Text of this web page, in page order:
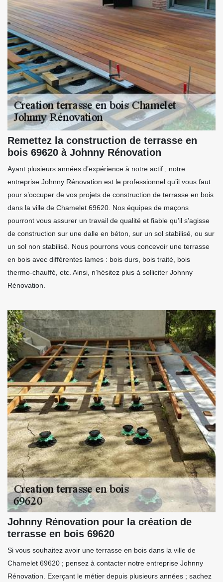
Remettez la construction de terrasse en
bois 69620 à Johnny Rénovation
Ayant plusieurs années d’expérience à notre actif ; notre
entreprise Johnny Rénovation est le professionnel qu’il vous faut
pour s’occuper de vos projets de construction de terrasse en bois
dans la ville de Chamelet 69620. Nos équipes de maçons
pourront vous assurer un travail de qualité et fiable qu’il s’agisse
de construction sur une dalle en béton, sur un sol stabilisé, ou sur
un sol non stabilisé. Nous pourrons vous concevoir une terrasse
en bois avec différentes lames : bois durs, bois traité, bois
thermo-chauffé, etc. Ainsi, n’hésitez plus à solliciter Johnny
Rénovation.
Johnny Rénovation pour la création de
terrasse en bois 69620
Si vous souhaitez avoir une terrasse en bois dans la ville de
Chamelet 69620 ; pensez à contacter notre entreprise Johnny
Rénovation. Exerçant le métier depuis plusieurs années ; sachez